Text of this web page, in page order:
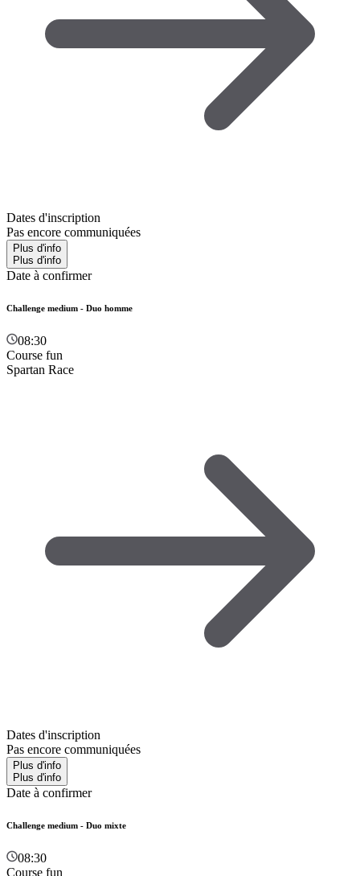
Dates d'inscription
Pas encore communiquées
Plus d'info
Plus d'info
Date à confirmer
Challenge medium - Duo homme
08:30
Course fun
Spartan Race
Dates d'inscription
Pas encore communiquées
Plus d'info
Plus d'info
Date à confirmer
Challenge medium - Duo mixte
08:30
Course fun